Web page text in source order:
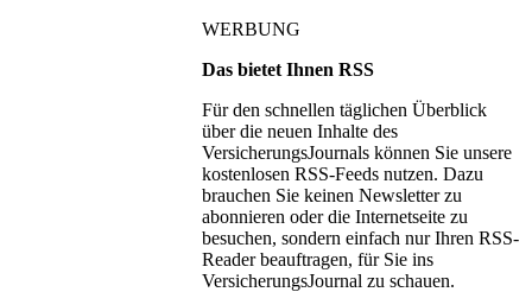
WERBUNG
Das bietet Ihnen RSS
Für den schnellen täglichen Überblick
über die neuen Inhalte des
VersicherungsJournals können Sie unsere
kostenlosen RSS-Feeds nutzen. Dazu
brauchen Sie keinen Newsletter zu
abonnieren oder die Internetseite zu
besuchen, sondern einfach nur Ihren RSS-
Reader beauftragen, für Sie ins
VersicherungsJournal zu schauen.